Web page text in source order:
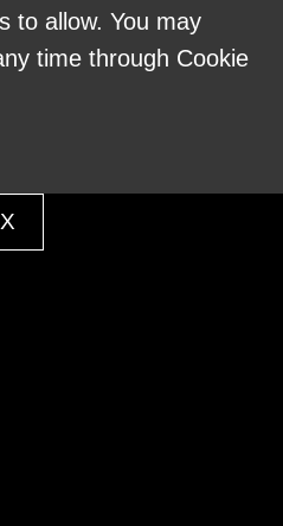
to allow. You may
time through Cookie